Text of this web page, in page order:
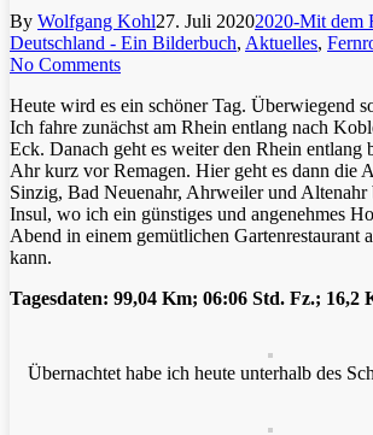
By Wolfgang Kohl27. Juli 20202020-Mit dem
Deutschland - Ein Bilderbuch, Aktuelles,
No Comments
Heute wird es ein schöner Tag. Überwiegend
Ich fahre zunächst am Rhein entlang nach
Eck. Danach geht es weiter den Rhein entlang
Ahr kurz vor Remagen. Hier geht es dann die
Sinzig, Bad Neuenahr, Ahrweiler und
Insul, wo ich ein günstiges und angenehmes
Abend in einem gemütlichen Gartenrestaurant
kann.
Tagesdaten: 99,04 Km; 06:06 Std. Fz.; 16,2
Übernachtet habe ich heute unterhalb des